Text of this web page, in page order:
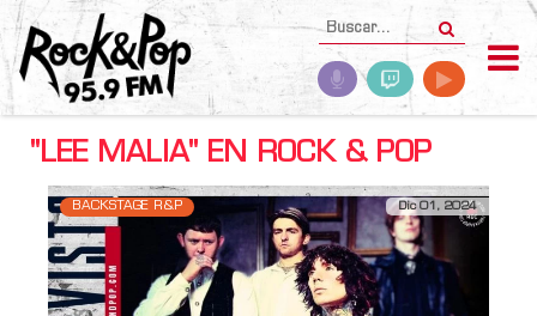
"LEE MALIA" EN ROCK & POP
BACKSTAGE R&P Dic 01, 2024